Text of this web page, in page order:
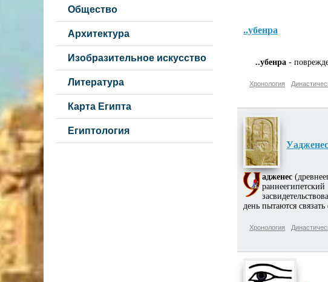
..убенра
..убенра -
Хронология
Уадженес
адженес
день пытаются
Хронология
Общество
Архитектура
Изобразительное искусство
Литература
Карта Египта
Египтология